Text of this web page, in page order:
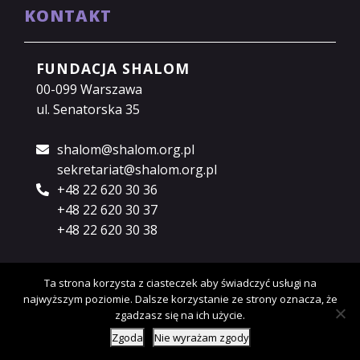
KONTAKT
FUNDACJA SHALOM
00-099 Warszawa
ul. Senatorska 35
shalom@shalom.org.pl
sekretariat@shalom.org.pl
+48 22 620 30 36
+48 22 620 30 37
+48 22 620 30 38
Copyright © 2018 Fundacja Shalom.Polityka
prywatności.
Designed by
Ta strona korzysta z ciasteczek aby świadczyć usługi na
najwyższym poziomie. Dalsze korzystanie ze strony oznacza, że
zgadzasz się na ich użycie.
Zgoda
Nie wyrażam zgody